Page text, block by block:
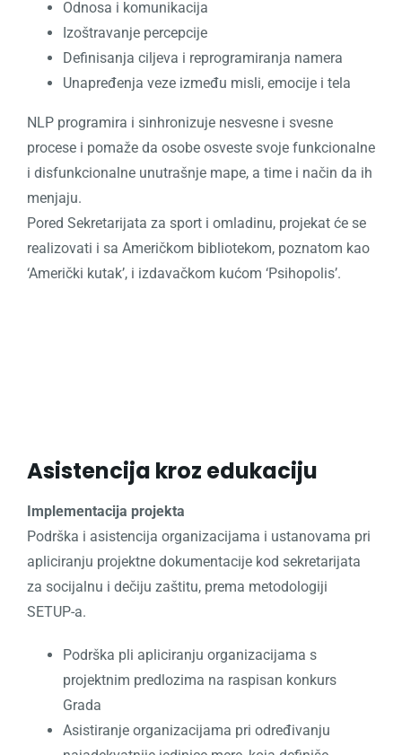
Odnosa i komunikacija
Izoštravanje percepcije
Definisanja ciljeva i reprogramiranja namera
Unapređenja veze između misli, emocije i tela
NLP programira i sinhronizuje nesvesne i svesne
procese i pomaže da osobe osveste svoje funkcionalne
i disfunkcionalne unutrašnje mape, a time i način da ih
menjaju.
Pored Sekretarijata za sport i omladinu, projekat će se
realizovati i sa Američkom bibliotekom, poznatom kao
‘Američki kutak’, i izdavačkom kućom ‘Psihopolis’.
Asistencija kroz edukaciju
Implementacija projekta
Podrška i asistencija organizacijama i ustanovama pri
apliciranju projektne dokumentacije kod sekretarijata
za socijalnu i dečiju zaštitu, prema metodologiji
SETUP-a.
Podrška pli apliciranju organizacijama s
projektnim predlozima na raspisan konkurs
Grada
Asistiranje organizacijama pri određivanju